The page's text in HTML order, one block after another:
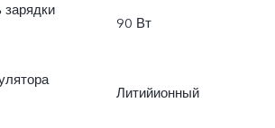
90 Вт
Литийионный